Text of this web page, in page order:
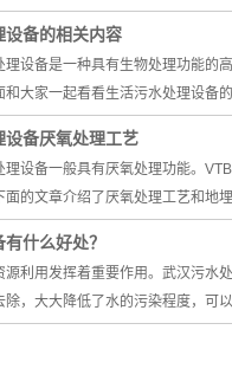
设备的相关内容
备是一种具有生物处理功能的高
和大家一起看看生活污水处理设
设备厌氧处理工艺
备一般具有厌氧处理功能。
面的文章介绍了厌氧处理工艺和
什么好处？
用发挥着重要作用。武汉污水
除，大大降低了水的污染程度，